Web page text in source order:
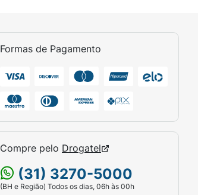
Formas de Pagamento
Compre pelo Drogatel
(31) 3270-5000
(BH e Região) Todos os dias, 06h às 00h